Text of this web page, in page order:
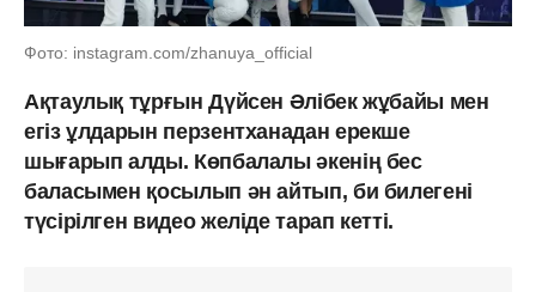
Фото: instagram.com/zhanuya_official
Ақтаулық тұрғын Дүйсен Әлібек жұбайы мен
егіз ұлдарын перзентханадан ерекше
шығарып алды. Көпбалалы әкенің бес
баласымен қосылып ән айтып, би билегені
түсірілген видео желіде тарап кетті.